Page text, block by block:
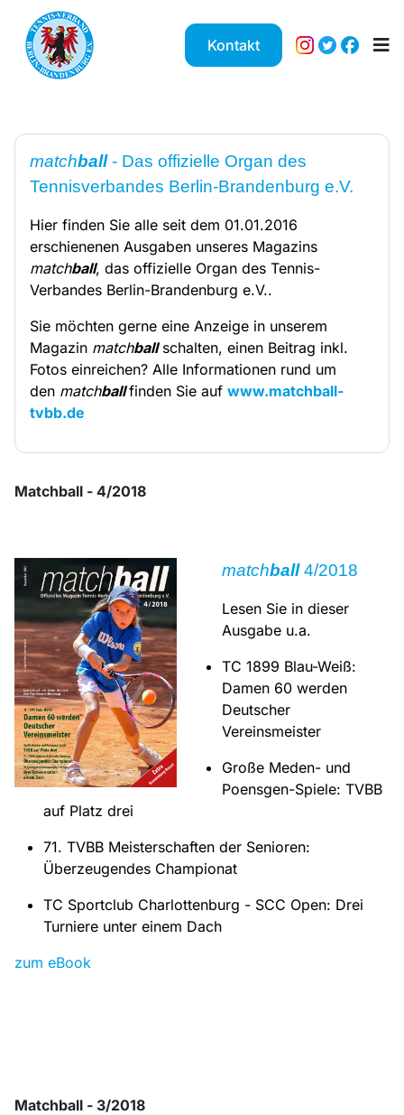
Kontakt
matchball- Das offizielle Organ des
Tennisverbandes Berlin-Brandenburg e.V.
Hier finden Sie alle seit dem 01.01.2016
erschienenen Ausgaben unseres Magazins
matchball, das offizielle Organ des Tennis-
Verbandes Berlin-Brandenburg e.V..
Sie möchten gerne eine Anzeige in unserem
Magazin matchballschalten, einen Beitrag inkl.
Fotos einreichen? Alle Informationen rund um
den matchballfinden Sie auf www.matchball-
tvbb.de
Matchball - 4/2018
matchball4/2018
Lesen Sie in dieser
Ausgabe u.a.
TC 1899 Blau-Weiß:
Damen 60 werden
Deutscher
Vereinsmeister
Große Meden- und
Poensgen-Spiele: TVBB
auf Platz drei
71. TVBB Meisterschaften der Senioren:
Überzeugendes Championat
TC Sportclub Charlottenburg - SCC Open: Drei
Turniere unter einem Dach
zum eBook
Matchball - 3/2018